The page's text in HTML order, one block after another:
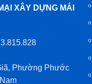
XÂY DỰNG MÁI
Phường Phước